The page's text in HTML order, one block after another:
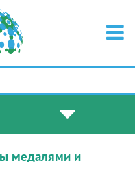
медалями и